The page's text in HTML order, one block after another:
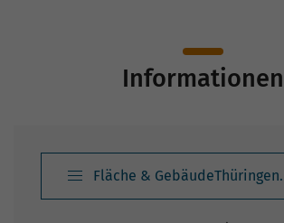
Informationen
Fläche &